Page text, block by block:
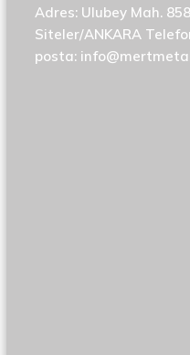
Adres: Ulubey Mah.
Siteler/ANKARA
posta: